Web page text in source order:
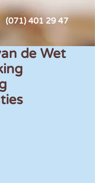
(071) 401 29 47
de Wet